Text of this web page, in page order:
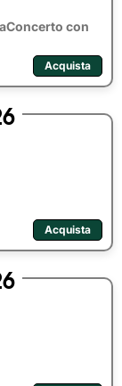
con
Acquista
Acquista